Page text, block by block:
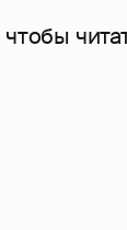
чтобы